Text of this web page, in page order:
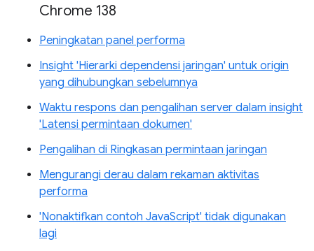
Chrome 138
Peningkatan panel performa
Insight 'Hierarki dependensi jaringan' untuk origin
yang dihubungkan sebelumnya
Waktu respons dan pengalihan server dalam insight
'Latensi permintaan dokumen'
Pengalihan di Ringkasan permintaan jaringan
Mengurangi derau dalam rekaman aktivitas
performa
'Nonaktifkan contoh JavaScript' tidak digunakan
lagi